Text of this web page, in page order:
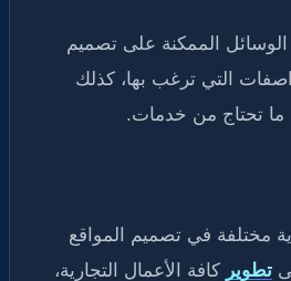
الممكنة على تصميم
التي ترغب بها، كذلك
تحتاج من خدمات.
مختلفة في تصميم المواقع
تطوير كافة الأعمال التجارية،